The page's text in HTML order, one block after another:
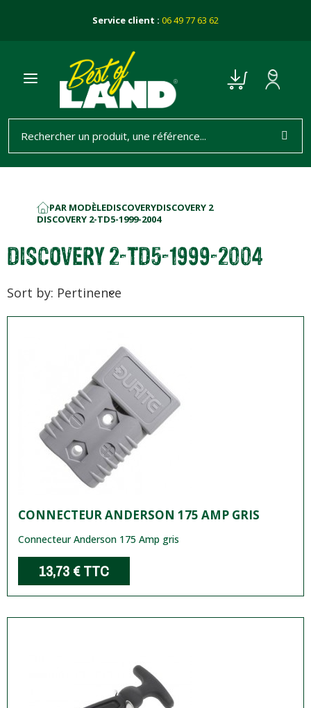
Service client : 06 49 77 63 62
ACCUEIL
PAR MODÈLEDISCOVERYDISCOVERY 2
DISCOVERY 2-TD5-1999-2004
DISCOVERY 2-TD5-1999-2004
Sort by: Pertinence
CONNECTEUR ANDERSON 175 AMP GRIS
Connecteur Anderson 175 Amp gris
13,73 €TTC